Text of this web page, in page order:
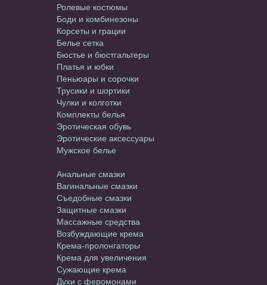
Ролевые костюмы
Боди и комбинезоны
Корсеты и грации
Белье сетка
Бюстье и бюстгальтеры
Платья и юбки
Пеньюары и сорочки
Трусики и шортики
Чулки и колготки
Комплекты белья
Эротическая обувь
Эротические аксессуары
Мужское белье
Анальные смазки
Вагинальные смазки
Съедобные смазки
Защитные смазки
Массажные средства
Возбуждающие крема
Крема-пролонгаторы
Крема для увеличения
Сужающие крема
Духи с феромонами